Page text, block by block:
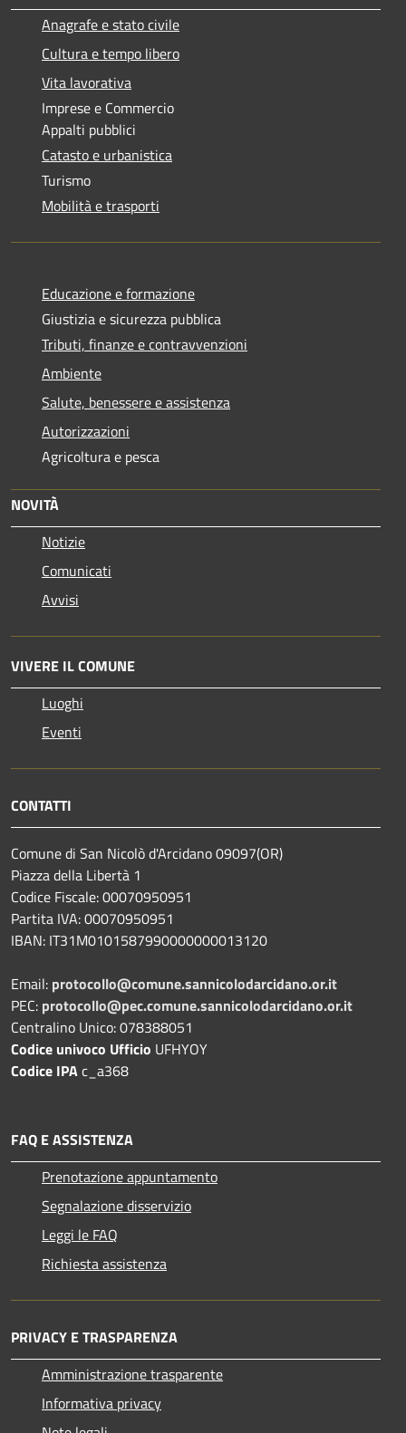
Anagrafe e stato civile
Cultura e tempo libero
Vita lavorativa
Imprese e Commercio
Appalti pubblici
Catasto e urbanistica
Turismo
Mobilità e trasporti
Educazione e formazione
Giustizia e sicurezza pubblica
Tributi, finanze e contravvenzioni
Ambiente
Salute, benessere e assistenza
Autorizzazioni
Agricoltura e pesca
NOVITÀ
Notizie
Comunicati
Avvisi
VIVERE IL COMUNE
Luoghi
Eventi
CONTATTI
Comune di San Nicolò d'Arcidano 09097(OR)
Piazza della Libertà 1
Codice Fiscale: 00070950951
Partita IVA: 00070950951
IBAN: IT31M0101587990000000013120
Email: protocollo@comune.sannicolodarcidano.or.it
PEC: protocollo@pec.comune.sannicolodarcidano.or.it
Centralino Unico: 078388051
Codice univoco Ufficio UFHYOY
Codice IPAc_a368
FAQ E ASSISTENZA
Prenotazione appuntamento
Segnalazione disservizio
Leggi le FAQ
Richiesta assistenza
PRIVACY E TRASPARENZA
Amministrazione trasparente
Informativa privacy